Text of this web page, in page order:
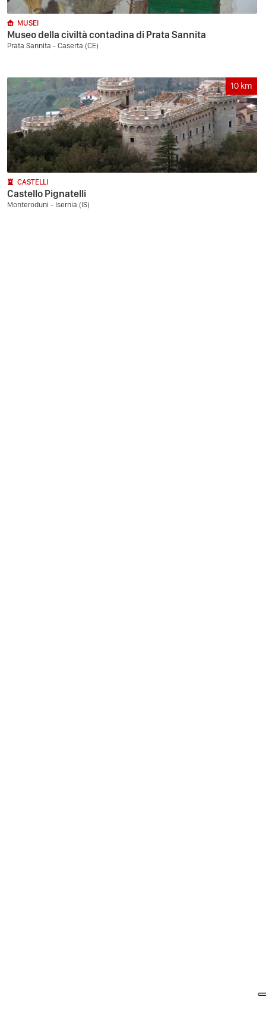
MUSEI
Museo della civiltà contadina di Prata Sannita
Prata Sannita - Caserta (CE)
10 km
CASTELLI
Castello Pignatelli
Monteroduni - Isernia (IS)